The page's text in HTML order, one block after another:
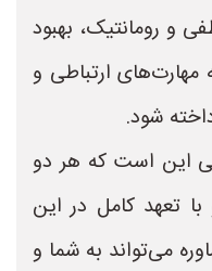
و رومانتیک، بهبود
مهارت‌های ارتباطی و
شود.
این است که هر دو
تعهد کامل در این
می‌تواند به شما و